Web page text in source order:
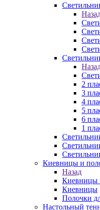
2
3
4
5
6
1
Киевницы и
Назад
Киевницы
Киевницы
Полочки
Настольный